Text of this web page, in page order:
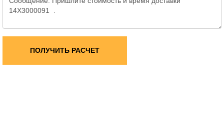
ПОЛУЧИТЬ РАСЧЕТ